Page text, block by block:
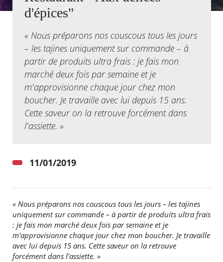
Actualités
Kiosque
Espace de services en ligne
Facebook
X Instagram
Youtube
Linkedin
RECHERCHER ...
d'épices"
« Nous préparons nos couscous tous les jours
– les tajines uniquement sur commande – à
partir de produits ultra frais : je fais mon
marché deux fois par semaine et je
m'approvisionne chaque jour chez mon
boucher. Je travaille avec lui depuis 15 ans.
Cette saveur on la retrouve forcément dans
l'assiette. »
11/01/2019
« Nous préparons nos couscous tous les jours – les tajines
uniquement sur commande – à partir de produits ultra frais
: je fais mon marché deux fois par semaine et je
m'approvisionne chaque jour chez mon boucher. Je travaille
avec lui depuis 15 ans. Cette saveur on la retrouve
forcément dans l'assiette. »